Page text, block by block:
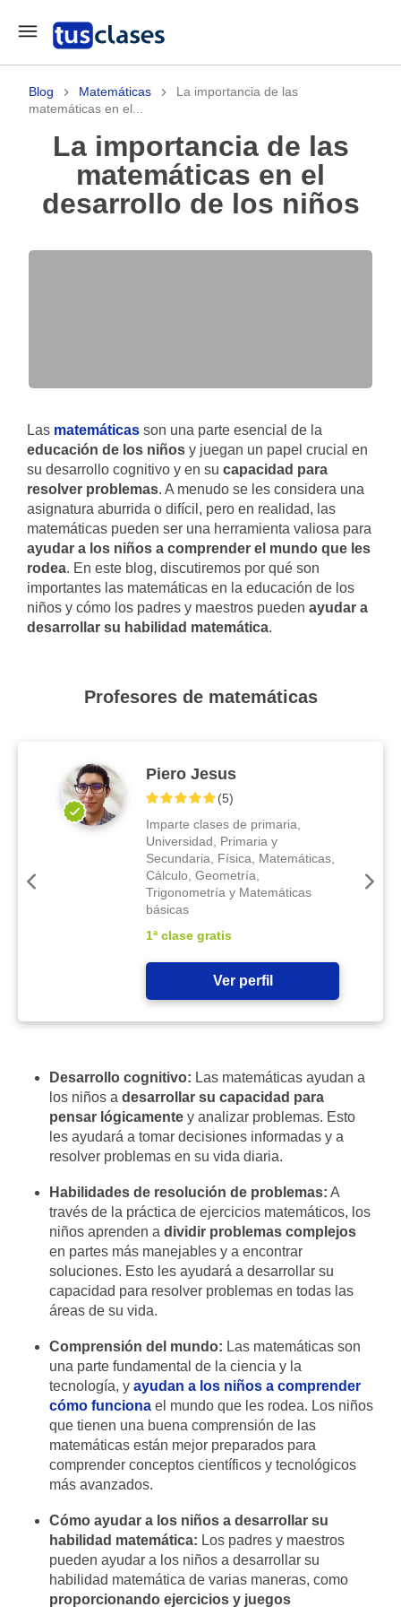
Blog Matemáticas
La importancia de las
matemáticas en el...
La importancia de las
matemáticas en el
desarrollo de los niños
Las matemáticas son una parte esencial de la
educación de los niños y juegan un papel crucial en
su desarrollo cognitivo y en su capacidad para
resolver problemas. A menudo se les considera una
asignatura aburrida o difícil, pero en realidad, las
matemáticas pueden ser una herramienta valiosa para
ayudar a los niños a comprender el mundo que les
rodea. En este blog, discutiremos por qué son
importantes las matemáticas en la educación de los
niños y cómo los padres y maestros pueden ayudar a
desarrollar su habilidad matemática.
Profesores de matemáticas
Piero Jesus
(5)
Imparte clases de primaria,
Universidad, Primaria y
Secundaria, Física, Matemáticas,
Cálculo, Geometría,
Trigonometría y Matemáticas
básicas
1ª clase gratis
Ver perfil
Desarrollo cognitivo: Las matemáticas ayudan a
los niños adesarrollar su capacidad para
pensar lógicamentey analizar problemas. Esto
les ayudará a tomar decisiones informadas y a
resolver problemas en su vida diaria.
Habilidades de resolución de problemas: A
través de la práctica de ejercicios matemáticos, los
niños aprenden adividir problemas complejos
en partes más manejables y a encontrar
soluciones. Esto les ayudará a desarrollar su
capacidad para resolver problemas en todas las
áreas de su vida.
Comprensión del mundo: Las matemáticas son
una parte fundamental de la ciencia y la
tecnología, yayudan a los niños a comprender
cómo funciona el mundo que les rodea. Los niños
que tienen una buena comprensión de las
matemáticas están mejor preparados para
comprender conceptos científicos y tecnológicos
más avanzados.
Cómo ayudar a los niños a desarrollar su
habilidad matemática: Los padres y maestros
pueden ayudar a los niños a desarrollar su
habilidad matemática de varias maneras, como
proporcionando ejercicios y juegos